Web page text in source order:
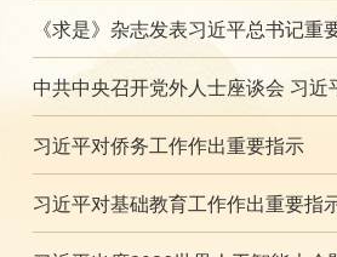
习近平对侨务工作作出重要指示
习近平对基础教育工作作出重要指